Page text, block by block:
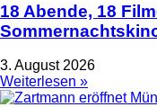
18 Abende, 18
3. August 2026
Weiterlesen »